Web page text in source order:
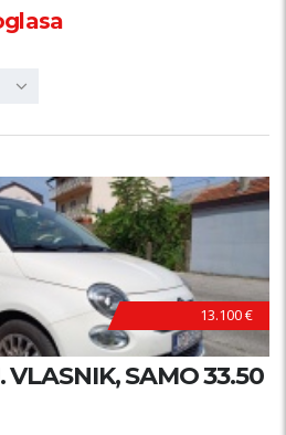
13.100 €
VLASNIK, SAMO 33.50